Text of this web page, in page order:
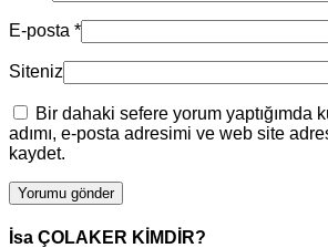
E-posta *
Siteniz
Bir dahaki sefere yorum yaptığımda
adımı, e-posta adresimi ve web site
kaydet.
İsa ÇOLAKER KİMDİR?